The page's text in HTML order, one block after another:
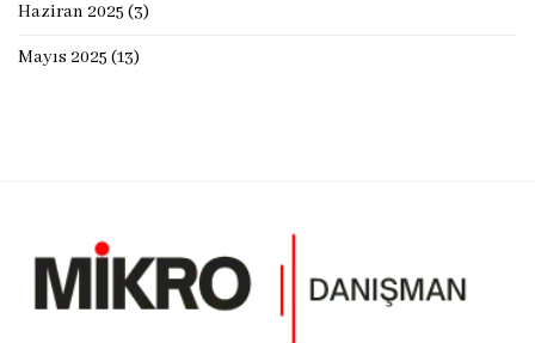
Haziran 2025 (3)
Mayıs 2025 (13)